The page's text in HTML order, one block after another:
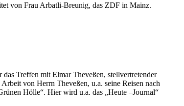
von Frau Arbatli-Breunig, das ZDF in Mainz.
Treffen mit Elmar Theveßen, stellvertretender
von Herrn Theveßen, u.a. seine Reisen nach
Hölle“. Hier wird u.a. das „Heute –Journal“